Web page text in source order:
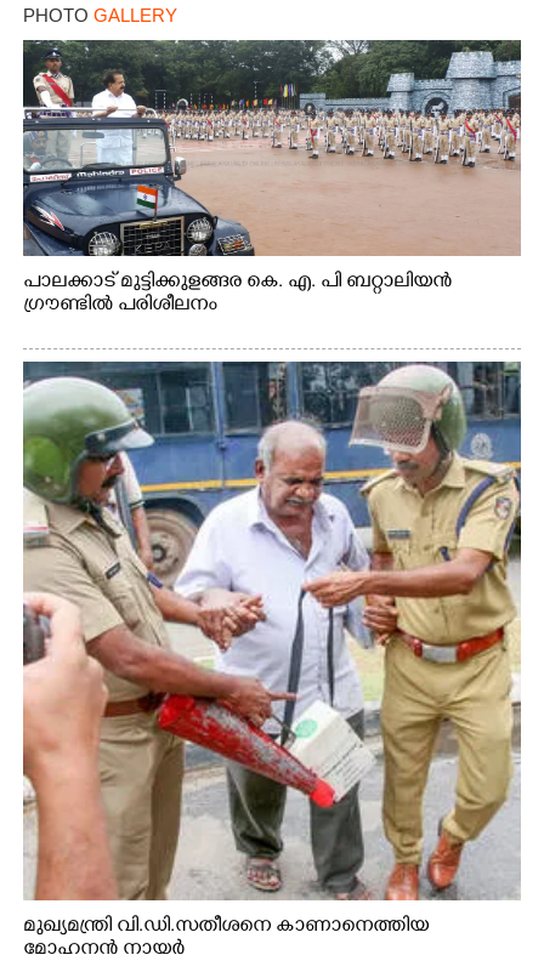
PHOTO GALLERY
പാലക്കാട് മുട്ടിക്കുളങ്ങര കെ. എ. പി ബറ്റാലിയൻ
ഗ്രൗണ്ടിൽ പരിശീലനം
മുഖ്യമന്ത്രി വി.ഡി.സതീശനെ കാണാനെത്തിയ